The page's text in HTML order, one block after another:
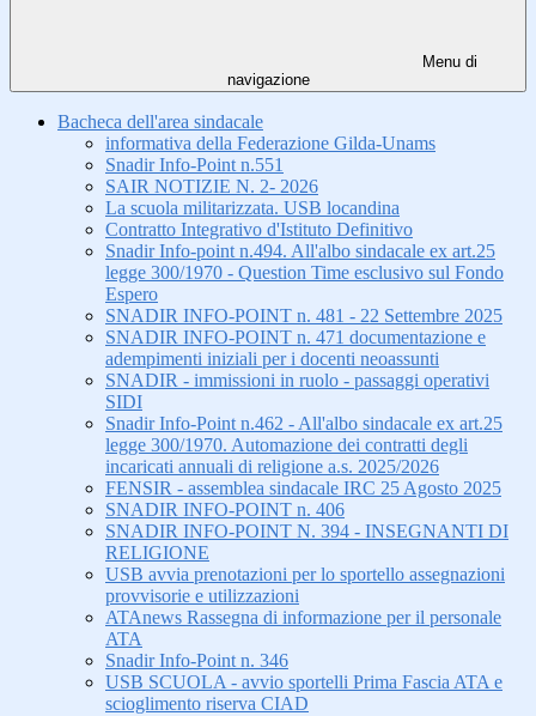
Menu di
navigazione
Bacheca dell'area sindacale
informativa della Federazione Gilda-Unams
Snadir Info-Point n.551
SAIR NOTIZIE N. 2- 2026
La scuola militarizzata. USB locandina
Contratto Integrativo d'Istituto Definitivo
Snadir Info-point n.494. All'albo sindacale ex art.25
legge 300/1970 - Question Time esclusivo sul Fondo
Espero
SNADIR INFO-POINT n. 481 - 22 Settembre 2025
SNADIR INFO-POINT n. 471 documentazione e
adempimenti iniziali per i docenti neoassunti
SNADIR - immissioni in ruolo - passaggi operativi
SIDI
Snadir Info-Point n.462 - All'albo sindacale ex art.25
legge 300/1970. Automazione dei contratti degli
incaricati annuali di religione a.s. 2025/2026
FENSIR - assemblea sindacale IRC 25 Agosto 2025
SNADIR INFO-POINT n. 406
SNADIR INFO-POINT N. 394 - INSEGNANTI DI
RELIGIONE
USB avvia prenotazioni per lo sportello assegnazioni
provvisorie e utilizzazioni
ATAnews Rassegna di informazione per il personale
ATA
Snadir Info-Point n. 346
USB SCUOLA - avvio sportelli Prima Fascia ATA e
scioglimento riserva CIAD